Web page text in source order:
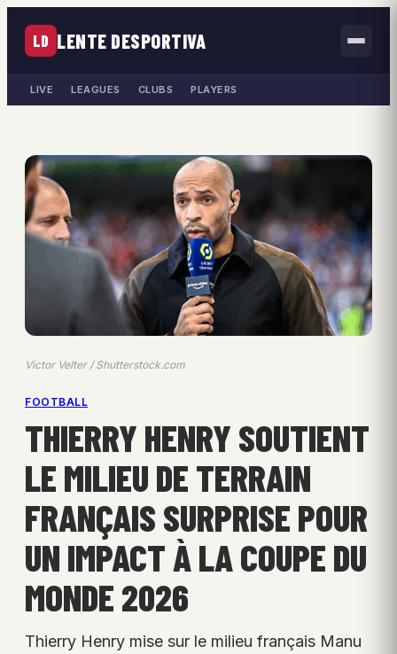
LD LENTE DESPORTIVA
LIVE LEAGUES CLUBS PLAYERS
Victor Velter / Shutterstock.com
FOOTBALL
THIERRY HENRY SOUTIENT
LE MILIEU DE TERRAIN
FRANÇAIS SURPRISE POUR
UN IMPACT À LA COUPE DU
MONDE 2026
Thierry Henry mise sur le milieu français Manu